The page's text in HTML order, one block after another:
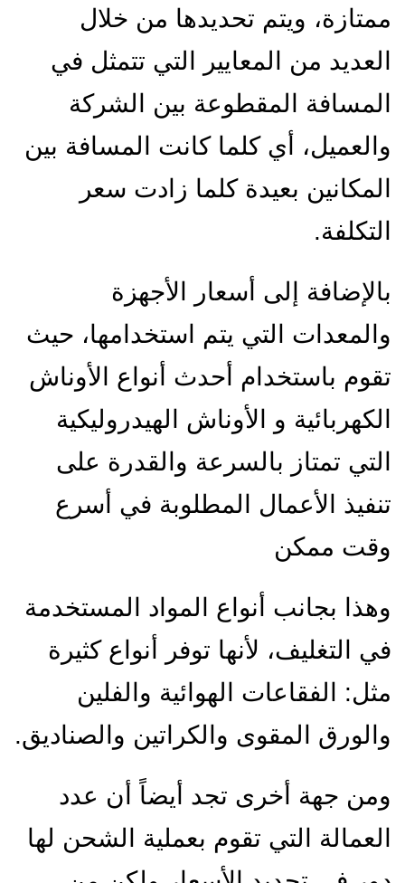
ممتازة، ويتم تحديدها من خلال
العديد من المعايير التي تتمثل في
المسافة المقطوعة بين الشركة
والعميل، أي كلما كانت المسافة بين
المكانين بعيدة كلما زادت سعر
التكلفة.
بالإضافة إلى أسعار الأجهزة
والمعدات التي يتم استخدامها، حيث
تقوم باستخدام أحدث أنواع الأوناش
الكهربائية و الأوناش الهيدروليكية
التي تمتاز بالسرعة والقدرة على
تنفيذ الأعمال المطلوبة في أسرع
وقت ممكن
وهذا بجانب أنواع المواد المستخدمة
في التغليف، لأنها توفر أنواع كثيرة
مثل: الفقاعات الهوائية والفلين
والورق المقوى والكراتين والصناديق.
ومن جهة أخرى تجد أيضاً أن عدد
العمالة التي تقوم بعملية الشحن لها